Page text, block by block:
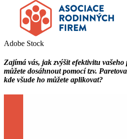
Adobe Stock
Zajímá vás, jak zvýšit efektivitu
můžete dosáhnout pomocí tzv.
kde všude ho můžete aplikovat?